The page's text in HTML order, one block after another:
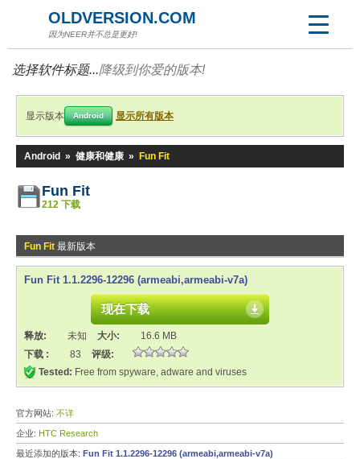
OLDVERSION.COM
因为NEER并不总是更好!
选择软件标题...降级到你爱的版本!
显示版本 Android 显示所有版本
Android » 健康和健康 » Fun Fit
Fun Fit
212 下载
Fun Fit 最新版本
Fun Fit 1.1.2296-12296 (armeabi,armeabi-v7a)
现在下载
释放: 未知 大小:
16.6 MB
下载 :
83
评级:
Tested: Free from spyware, adware and viruses
官方网站: 不详
企业: HTC Research
最近添加的版本: Fun Fit 1.1.2296-12296 (armeabi,armeabi-v7a)